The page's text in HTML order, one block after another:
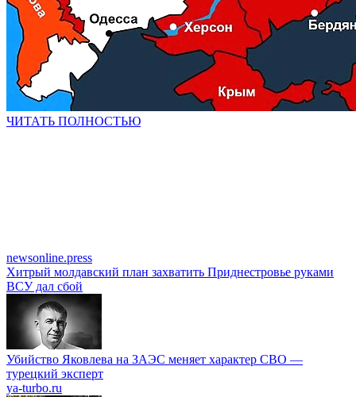
ЧИТАТЬ ПОЛНОСТЬЮ
newsonline.press
Хитрый молдавский план захватить Приднестровье руками
ВСУ дал сбой
Убийство Яковлева на ЗАЭС меняет характер СВО —
турецкий эксперт
ya-turbo.ru